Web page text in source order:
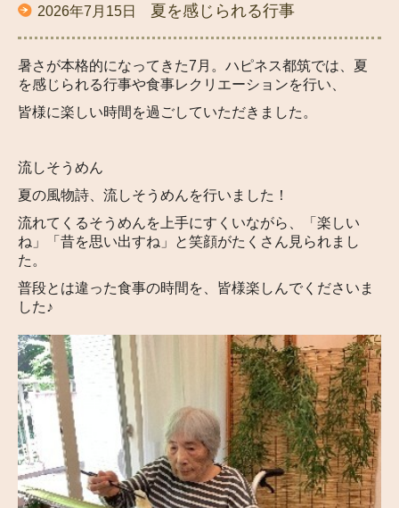
ハピネスやくら
コスモス
ハピネスはちのへ
関東エリア
ハピネス都筑アネックス
ハピネス昭和の森
ハピネスもとき
ボランティア募集
2026年7月15日 夏を感じられる行事
暑さが本格的になってきた7 月。ハピネス都筑では、夏
を感じられる行事や食事レクリエーションを行い、
皆様に楽しい時間を過ごしていただきました。
流しそうめん
夏の風物詩、流しそうめんを行いました！
流れてくるそうめんを上手にすくいながら、「楽しい
ね」「昔を思い出すね」と笑顔がたくさん見られまし
た。
普段とは違った食事の時間を、皆様楽しんでくださいま
した♪